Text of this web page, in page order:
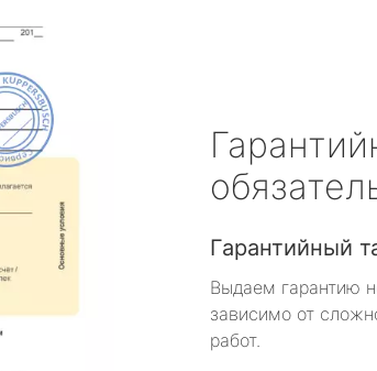
Гарантийный
Выдаем гарантию
зависимо от
работ.